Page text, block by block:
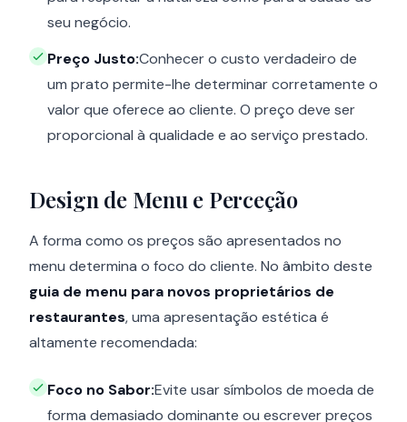
seu negócio.
Preço Justo:Conhecer o custo verdadeiro de
um prato permite-lhe determinar corretamente o
valor que oferece ao cliente. O preço deve ser
proporcional à qualidade e ao serviço prestado.
Design de Menu e Perceção
A forma como os preços são apresentados no
menu determina o foco do cliente. No âmbito deste
guia de menu para novos proprietários de
restaurantes, uma apresentação estética é
altamente recomendada:
Foco no Sabor:Evite usar símbolos de moeda de
forma demasiado dominante ou escrever preços